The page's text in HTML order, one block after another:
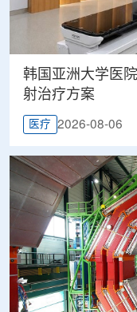
韩国亚洲大学医
射治疗方案
医疗 2026-08-06